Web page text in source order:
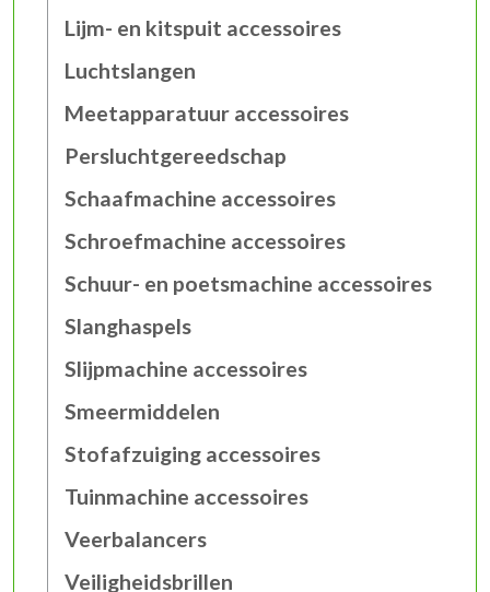
Lijm- en kitspuit accessoires
Luchtslangen
Meetapparatuur accessoires
Persluchtgereedschap
Schaafmachine accessoires
Schroefmachine accessoires
Schuur- en poetsmachine accessoires
Slanghaspels
Slijpmachine accessoires
Smeermiddelen
Stofafzuiging accessoires
Tuinmachine accessoires
Veerbalancers
Veiligheidsbrillen